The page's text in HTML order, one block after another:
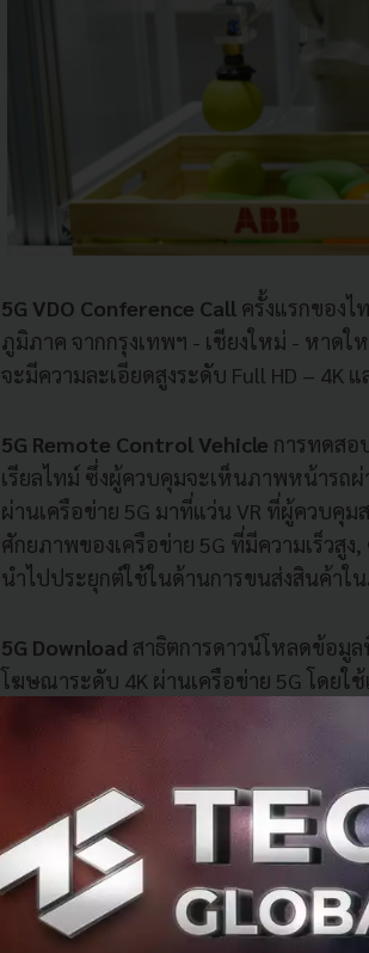
5G VDO Conference Call ครั้งแรกของไ
ภูมิภาค จากกรุงเทพฯ - เชียงใหม่ - หาด
จะมีความละเอียดสูงระดับ Full HD – 4K
5G Remote Control Vehicle การทดสอ
เรียลไทม์ ซึ่งผู้ควบคุมจะเห็นภาพหน้ารถ
ผ่านเครือข่าย 5G มาที่แว่น VR ที่ผู้ควบคุ
ศักยภาพของเครือข่าย 5G ที่มีความเร็วสู
นำไปประยุกต์ใช้ในด้านการขนส่งสินค้าใ
5G Download สาธิตการดาวน์โหลดข้อมู
โฆษณาระดับ 4K ผ่านเครือข่าย 5G โดยใช้